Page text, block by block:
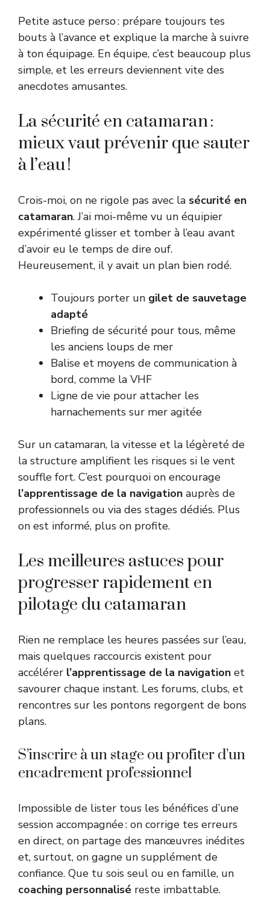
Petite astuce perso : prépare toujours tes
bouts à l’avance et explique la marche à suivre
à ton équipage. En équipe, c’est beaucoup plus
simple, et les erreurs deviennent vite des
anecdotes amusantes.
La sécurité en catamaran :
mieux vaut prévenir que sauter
à l’eau !
Crois-moi, on ne rigole pas avec la sécurité en
catamaran. J’ai moi-même vu un équipier
expérimenté glisser et tomber à l’eau avant
d’avoir eu le temps de dire ouf.
Heureusement, il y avait un plan bien rodé.
Toujours porter un gilet de sauvetage
adapté
Briefing de sécurité pour tous, même
les anciens loups de mer
Balise et moyens de communication à
bord, comme la VHF
Ligne de vie pour attacher les
harnachements sur mer agitée
Sur un catamaran, la vitesse et la légèreté de
la structure amplifient les risques si le vent
souffle fort. C’est pourquoi on encourage
l’apprentissage de la navigation auprès de
professionnels ou via des stages dédiés. Plus
on est informé, plus on profite.
Les meilleures astuces pour
progresser rapidement en
pilotage du catamaran
Rien ne remplace les heures passées sur l’eau,
mais quelques raccourcis existent pour
accélérer l’apprentissage de la navigation et
savourer chaque instant. Les forums, clubs, et
rencontres sur les pontons regorgent de bons
plans.
S’inscrire à un stage ou profiter d’un
encadrement professionnel
Impossible de lister tous les bénéfices d’une
session accompagnée : on corrige tes erreurs
en direct, on partage des manœuvres inédites
et, surtout, on gagne un supplément de
confiance. Que tu sois seul ou en famille, un
coaching personnalisé reste imbattable.